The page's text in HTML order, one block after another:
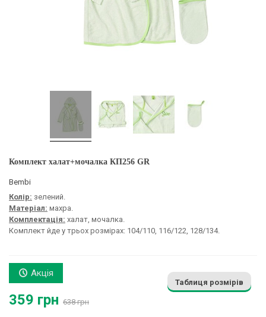
Комплект халат+мочалка КП256 GR
Bembi
Колір: зелений.
Матеріал: махра.
Комплектація: халат, мочалка.
Комплект йде у трьох розмірах: 104/110, 116/122, 128/134.
Акція
359 грн 638 грн
Таблиця розмірів